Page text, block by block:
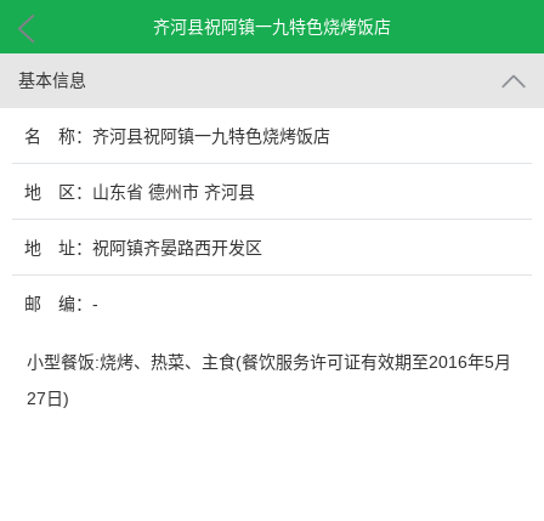
齐河县祝阿镇一九特色烧烤饭店
基本信息
名 称：齐河县祝阿镇一九特色烧烤饭店
地 区：山东省 德州市 齐河县
地 址：祝阿镇齐晏路西开发区
邮 编：-
小型餐饭:烧烤、热菜、主食(餐饮服务许可证有效期至2016年5月
27日)